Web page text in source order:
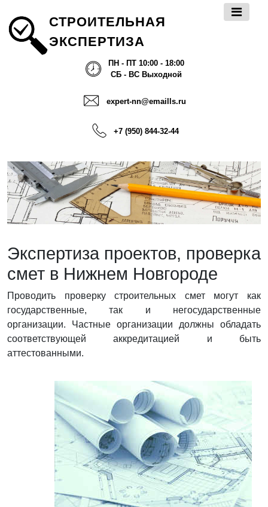
СТРОИТЕЛЬНАЯ
ЭКСПЕРТИЗА
ПН - ПТ 10:00 - 18:00
СБ - ВС Выходной
expert-nn@emaills.ru
+7 (950) 844-32-44
Экспертиза проектов, проверка
смет в Нижнем Новгороде
Проводить проверку строительных смет могут как
государственные, так и негосударственные
организации. Частные организации должны обладать
соответствующей аккредитацией и быть
аттестованными.